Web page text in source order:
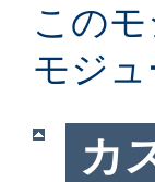
この
モジュ
カ